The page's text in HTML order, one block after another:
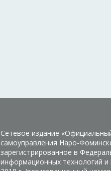
Сетевое издание
самоуправления Наро-
зарегистрированное в
информационных технологий